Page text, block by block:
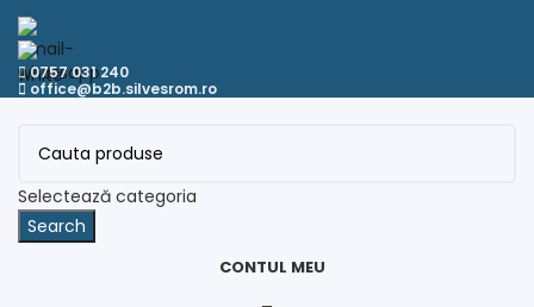
0757 031 240
office@b2b.silvesrom.ro
Selectează categoria
Search
CONTUL MEU